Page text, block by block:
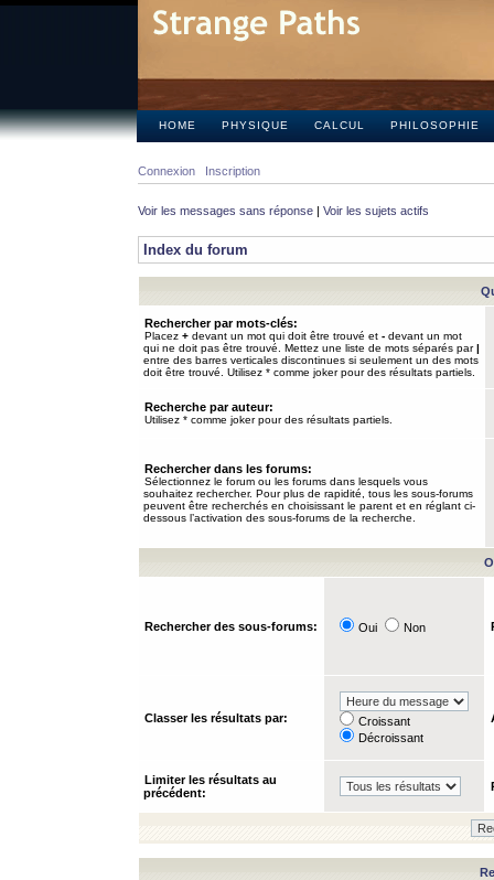
HOME PHYSIQUE CALCUL PHILOSOPHIE
Connexion Inscription
Voir les messages sans réponse | Voir les sujets actifs
Index du forum
Rechercher par mots-clés:
Placez + devant un mot qui doit être trouvé et - devant un mot
qui ne doit pas être trouvé. Mettez une liste de mots séparés par|
entre des barres verticales discontinues si seulement un des mots
doit être trouvé. Utilisez * comme joker pour des résultats partiels.
Recherche par auteur:
Utilisez * comme joker pour des résultats partiels.
Rechercher dans les forums:
Sélectionnez le forum ou les forums dans lesquels vous
souhaitez rechercher. Pour plus de rapidité, tous les sous-forums
peuvent être recherchés en choisissant le parent et en réglant ci-
dessous l’activation des sous-forums de la recherche.
Rechercher des sous-forums: Oui Non
Classer les résultats par:
Croissant
Décroissant
Limiter les résultats au
précédent: